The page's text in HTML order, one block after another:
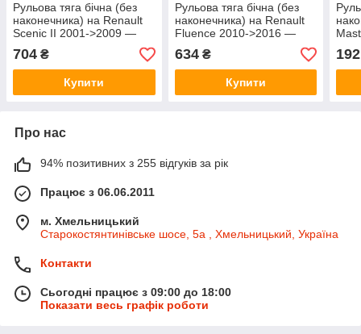
Рульова тяга бічна (без
наконечника) на Renault
Scenic II 2001->2009 —
704 ₴
Купити
Рульова тяга бічна (без
наконечника) на Renault
Fluence 2010->2016 —
634₴
Купити
192
Про нас
94% позитивних з 255 відгуків за рік
Працює з 06.06.2011
м. Хмельницький
Старокостянтинівське шосе, 5а , Хмельницький, Україна
Контакти
Сьогодні працює з 09:00 до 18:00
Показати весь графік роботи